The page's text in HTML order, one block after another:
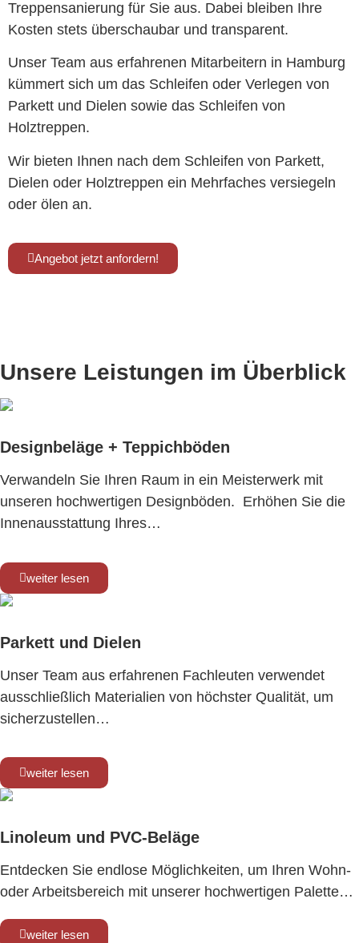
Treppensanierung für Sie aus. Dabei bleiben Ihre
Kosten stets überschaubar und transparent.
Unser Team aus erfahrenen Mitarbeitern in Hamburg
kümmert sich um das Schleifen oder Verlegen von
Parkett und Dielen sowie das Schleifen von
Holztreppen.
Wir bieten Ihnen nach dem Schleifen von Parkett,
Dielen oder Holztreppen ein Mehrfaches versiegeln
oder ölen an.
Angebot jetzt anfordern!
Unsere Leistungen im Überblick
Designbeläge + Teppichböden
Verwandeln Sie Ihren Raum in ein Meisterwerk mit
unseren hochwertigen Designböden. Erhöhen Sie die
Innenausstattung Ihres…
weiter lesen
Parkett und Dielen
Unser Team aus erfahrenen Fachleuten verwendet
ausschließlich Materialien von höchster Qualität, um
sicherzustellen…
weiter lesen
Linoleum und PVC-Beläge
Entdecken Sie endlose Möglichkeiten, um Ihren Wohn-
oder Arbeitsbereich mit unserer hochwertigen Palette…
weiter lesen